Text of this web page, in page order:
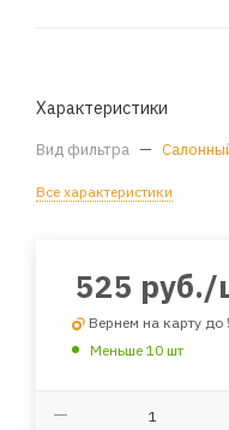
Характеристики
Вид фильтра —
Все характеристики
525 руб./
Вернем на карту
Меньше 10 шт